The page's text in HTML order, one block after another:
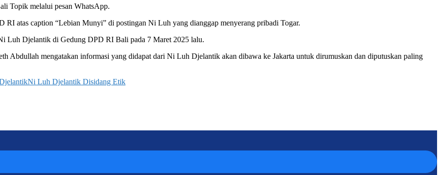
Topik melalui pesan WhatsApp.
atas caption “Lebian Munyi” di postingan Ni Luh yang dianggap menyerang pribadi Togar.
Luh Djelantik di Gedung DPD RI Bali pada 7 Maret 2025 lalu.
mengatakan informasi yang didapat dari Ni Luh Djelantik akan dibawa ke Jakarta untuk dirumuskan dan diputuskan paling
Ni Luh Djelantik Disidang Etik